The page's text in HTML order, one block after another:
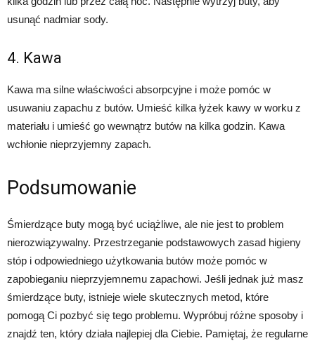
usunąć nadmiar sody.
4. Kawa
Kawa ma silne właściwości absorpcyjne i może pomóc w
usuwaniu zapachu z butów. Umieść kilka łyżek kawy w worku z
materiału i umieść go wewnątrz butów na kilka godzin. Kawa
wchłonie nieprzyjemny zapach.
Podsumowanie
Śmierdzące buty mogą być uciążliwe, ale nie jest to problem
nierozwiązywalny. Przestrzeganie podstawowych zasad higieny
stóp i odpowiedniego użytkowania butów może pomóc w
zapobieganiu nieprzyjemnemu zapachowi. Jeśli jednak już masz
śmierdzące buty, istnieje wiele skutecznych metod, które
pomogą Ci pozbyć się tego problemu. Wypróbuj różne sposoby i
znajdź ten, który działa najlepiej dla Ciebie. Pamiętaj, że regularne